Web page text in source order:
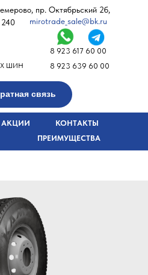
пр. Октябрьский 2б,
8 923 617 60 00
8 923 639 60 00
mirotrade_sale@bk.ru
связь
АКЦИИ
КОНТАКТЫ
ПРЕИМУЩЕСТВА
ШИН